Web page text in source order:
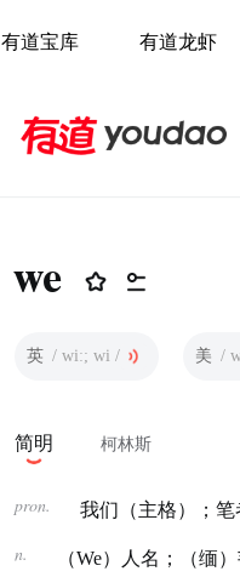
有道宝库 有道龙虾
we
英 / wiː; wi / 美 /
简明 柯林斯
pron. 我们（主格）；
n. （We）人名；（缅